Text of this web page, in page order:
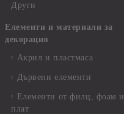
Други
Елементи и материали за
декорация
Акрил и пластмаса
Дървени елементи
Елементи от филц, фоам и
плат